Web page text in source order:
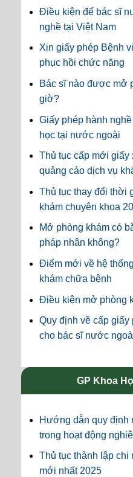
Điều kiện để bác sĩ
nghề tại Việt Nam
Xin giấy phép Bệnh
phục hồi chức năng
Bác sĩ nào được mở
giờ?
Giấy phép hành
học tại nước ngoài
Thủ tục cấp mới giấy
quảng cáo dịch vụ
Thủ tục thay đổi thời
khám chuyên khoa
Mở phòng khám có
pháp nhân không?
Điểm mới về hệ
khám chữa bệnh
Điều kiện mở phòng
Quy định về cấp giấy
cho bác sĩ nước
GP Khoa
Hướng dẫn quy định
trong hoạt động
Thủ tục thành lập
mới nhất 2025